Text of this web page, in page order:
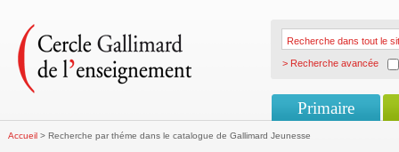
> Recherche avancée
Primaire
Accueil > Recherche par théme dans le catalogue de Gallimard Jeunesse